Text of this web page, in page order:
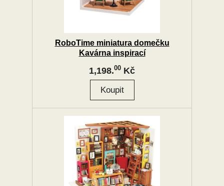
RoboTime miniatura domečku
Kavárna inspirací
1,198.00 Kč